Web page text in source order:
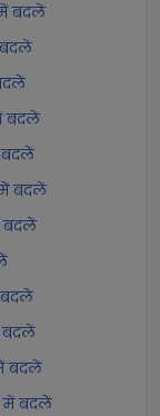
में बदलें
बदलें
बदलें
बदलें
में बदलें
बदलें
बदलें
बदलें
में बदलें
में बदलें